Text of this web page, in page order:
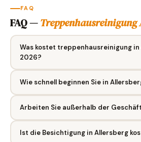
FAQ
FAQ —Treppenhausreinigung
Was kostet treppenhausreinigung
2026?
Wie schnell beginnen Sie in
Arbeiten Sie außerhalb der
Ist die Besichtigung in Allersberg